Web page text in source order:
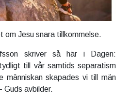
om Jesu snara tillkommelse.
skriver så här i Dagen:
till vår samtids separatism
människan skapades vi till män
Guds avbilder.